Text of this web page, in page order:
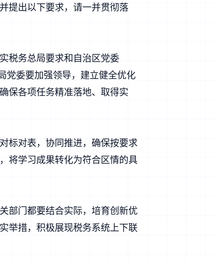
出以下要求，请一并贯彻落
务总局要求和自治区党委
党委要加强领导，建立健全优化
保各项任务精准落地、取得实
对表，协同推进，确保按要求
将学习成果转化为符合区情的具
门都要结合实际，培育创新优
举措，积极展现税务系统上下联